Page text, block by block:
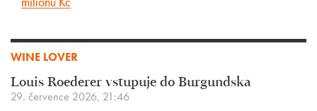
WINE LOVER
Louis Roederer vstupuje do Burgundska
29. července 2026, 21:46